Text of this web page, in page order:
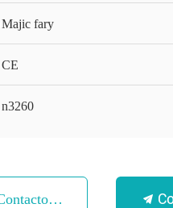
Majic fary
CE
n3260
Con